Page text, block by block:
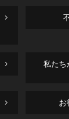
私たち
お